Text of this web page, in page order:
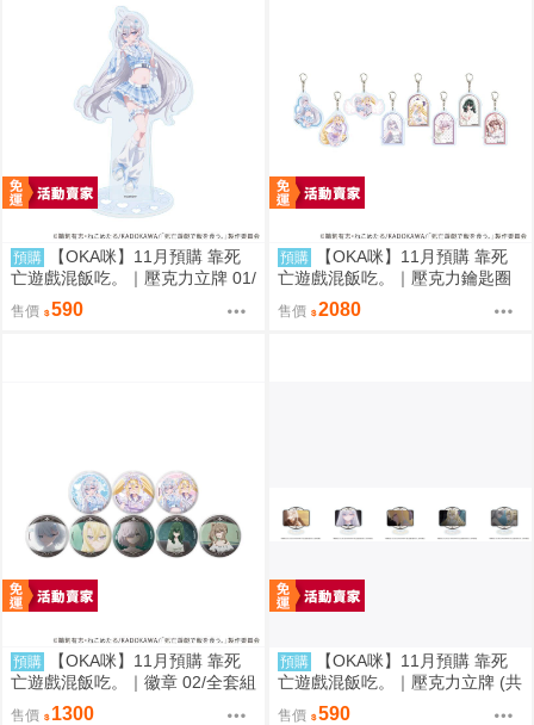
預購
【OKA咪】11月預購 靠死
亡遊戲混飯吃。｜壓克力立牌 01/
A(新繪插畫) (幽鬼)
售價 590
預購
【OKA咪】11月預購 靠死
亡遊戲混飯吃。｜壓克力鑰匙圈
02/全套組(全8種)(官方&新繪插
畫)
售價 2080
預購
【OKA咪】11月預購 靠死
亡遊戲混飯吃。｜徽章 02/全套組
(全8種)(官方&新繪插畫)
售價 1300
預購
【OKA咪】11月預購 靠死
亡遊戲混飯吃。｜壓克力立牌 (共
5款任選)
售價 590